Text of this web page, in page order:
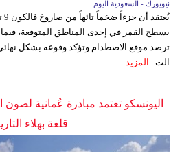
نيويورك - السعودية اليوم
بسطح القمر في إحدى المناطق المتوقعة، فيما
ترصد موقع الاصطدام وتؤكد وقوعه بشكل
الت... المزيد
اليونسكو تعتمد مبادرة عُمانية
قلعة بهلاء